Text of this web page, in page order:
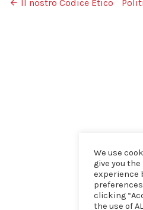
Il nostro Codice Etico
We use
give you
experience
clicking
the use of